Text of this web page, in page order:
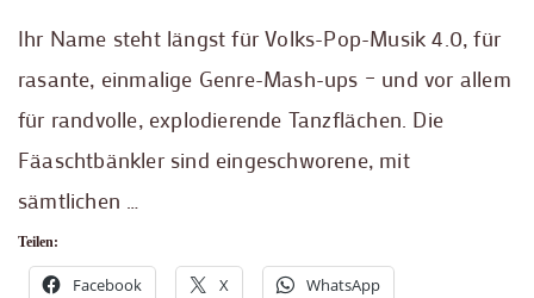
Ihr Name steht längst für Volks-Pop-Musik 4.0, für
rasante, einmalige Genre-Mash-ups – und vor allem
für randvolle, explodierende Tanzflächen. Die
Fäaschtbänkler sind eingeschworene, mit
sämtlichen …
Teilen:
Facebook X WhatsApp